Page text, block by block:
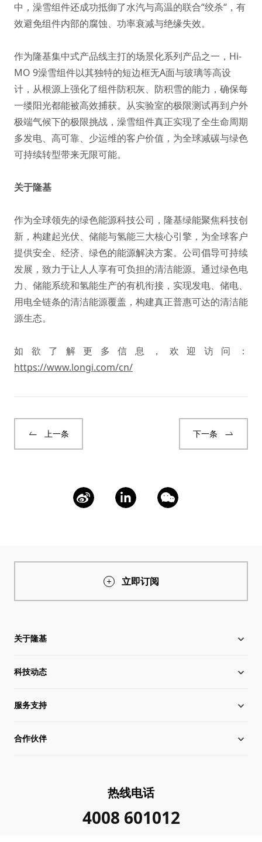
中，澡雪组件还成功抵御了水汽与高温的联合“绞杀“，有
效避免组件内部的腐蚀、功率衰减与绝缘失效。
作为隆基集中式产品线主打的场景化系列产品之一，Hi-
MO 9澡雪组件以其独特的短边框无A面与玻璃等高设
计，从根源上强化了组件防积灰、防积雪的能力，确保每
一缕阳光都能被高效捕获。从实验室的极限测试再到户外
极端气候下的极限挑战，澡雪组件真正实现了全生命周期
多发电、高可靠、少运维的客户价值，为全球减碳与绿色
可持续转型带来无限可能。
关于隆基
作为全球领先的绿色能源科技公司，隆基绿能聚焦科技创
新，构建起光伏、储能与氢能三大核心引擎，为全球客户
提供安全、经济、绿色的能源解决方案。公司倡导可持续
发展，致力于让人人享有可负担的清洁能源。通过绿色电
力、储能系统和氢能生产的有机衔接，实现发电、储电、
用电全链条的清洁能源覆盖，构建真正普惠可达的清洁能
源生态。
如欲了解更多信息，欢迎访问：
https://www.longi.com/cn/
上一条 下一条
立即订阅
关于隆基
关于隆基
全球化布局
管理层信息
科技动态
硅片价格
行业动态
服务支持
下载中心
合作伙伴
热线电话
4008 601012